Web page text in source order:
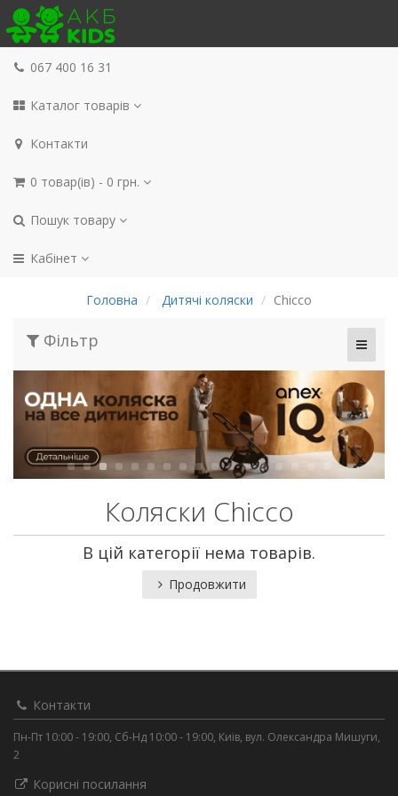
067 400 16 31
Каталог товарів
Контакти
0 товар(ів) - 0 грн.
Пошук товару
Кабінет
Головна Дитячі коляски Chicco
Фільтр
Коляски Chicco
В цій категорії нема товарів.
Продовжити
Контакти
Пн-Пт 10:00 - 19:00, Сб-Нд 10:00 - 19:00, Київ, вул. Олександра Мишуги,
2
Корисні посилання